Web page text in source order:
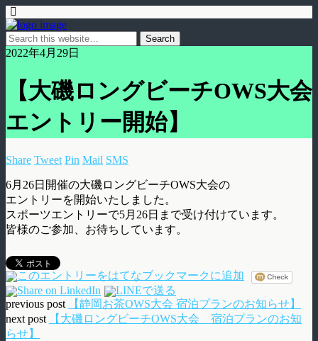
2022年4月29日
【大磯ロングビーチOWS大会
エントリー開始】
Share Tweet Pin Mail SMS
6月26日開催の大磯ロングビーチOWS大会の
エントリーを開始いたしました。
スポーツエントリーで5月26日まで受け付けています。
皆様のご参加、お待ちしています。
previous post
【静岡お茶OWS大会 宿泊プランのお知らせ】
next post
【大磯ロングビーチOWS大会 宿泊プランのお知
らせ】